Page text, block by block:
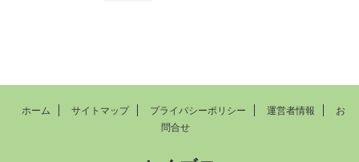
ホーム サイトマップ プライバシーポリシー 運営者情報
お
問合せ